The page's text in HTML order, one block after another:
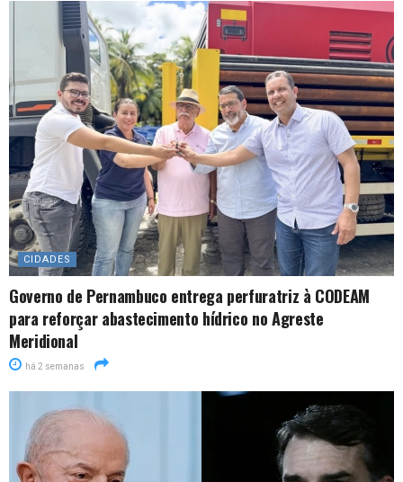
CIDADES
Governo de Pernambuco entrega perfuratriz à CODEAM
para reforçar abastecimento hídrico no Agreste
Meridional
há 2 semanas